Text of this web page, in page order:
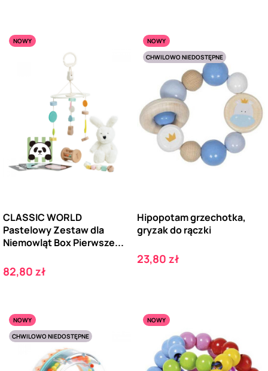
NOWY
CLASSIC WORLD
Pastelowy Zestaw dla
Niemowląt Box Pierwsze...
Cena
82,80 zł
NOWY
CHWILOWO NIEDOSTĘPNE
Hipopotam grzechotka,
gryzak do rączki
Cena
23,80 zł
NOWY
CHWILOWO NIEDOSTĘPNE
NOWY